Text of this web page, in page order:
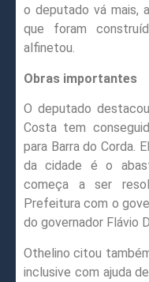
o deputado vá mais,
que foram
alfinetou.
Obras importantes
O deputado
Costa tem
para Barra do Corda.
da cidade é o
começa a ser
Prefeitura com o
do governador Flávio
Othelino citou
inclusive com ajuda